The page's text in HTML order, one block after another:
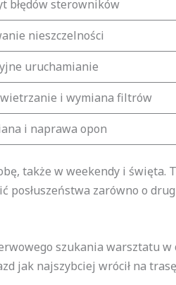
błędów sterowników
nieszczelności
uruchamianie
i wymiana filtrów
i naprawa opon
także w weekendy i święta.
posłuszeństwa zarówno o
szukania warsztatu w
jak najszybciej wrócił na